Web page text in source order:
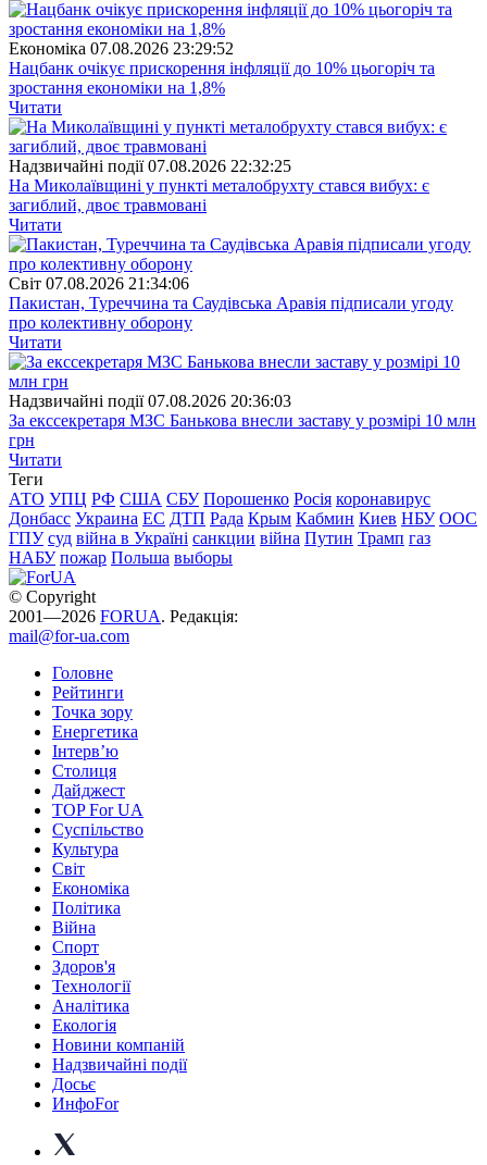
Економіка 07.08.2026 23:29:52
Нацбанк очікує прискорення інфляції до 10% цьогоріч та
зростання економіки на 1,8%
Читати
Надзвичайні події 07.08.2026 22:32:25
На Миколаївщині у пункті металобрухту стався вибух: є
загиблий, двоє травмовані
Читати
Свiт 07.08.2026 21:34:06
Пакистан, Туреччина та Саудівська Аравія підписали угоду
про колективну оборону
Читати
Надзвичайні події 07.08.2026 20:36:03
За екссекретаря МЗС Банькова внесли заставу у розмірі 10 млн
грн
Читати
Теги
АТО УПЦ РФ США СБУ Порошенко Росія коронавирус
Донбасс Украина ЕС ДТП Рада Крым Кабмин Киев НБУ ООС
ГПУ суд війна в Україні санкции війна Путин Трамп газ
НАБУ пожар Польша выборы
© Copyright
2001—2026 FORUA. Редакція:
mail@for-ua.com
Головне
Рейтинги
Точка зору
Енергетика
Інтерв’ю
Столиця
Дайджест
TOP For UA
Суспiльство
Культура
Світ
Економіка
Політика
Війна
Спорт
Здоров'я
Технології
Аналітика
Екологія
Новини компаній
Надзвичайні події
Досьє
ИнфоFor